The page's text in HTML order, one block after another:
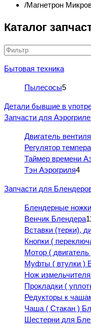
Магнетрон
Каталог
Бытовая техника
Пылесосы5
Детали бывшие в
Запчасти для
Двигатель
Регулятор
Таймер времени
Тэн Аэрогриля4
Запчасти для
Блендерные ножки
Венчик Блендера
Вставки (терки),
Кнопки (
Мотор (
Муфты ( втулки )
Нож
Прокладки (
Редукторы к
Чаша ( Стакан )
Шестерни для